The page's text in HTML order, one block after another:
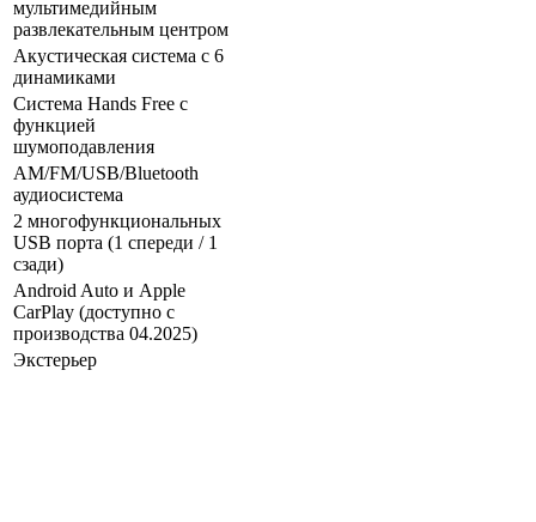
мультимедийным
развлекательным центром
Акустическая система с 6
динамиками
Система Hands Free с
функцией
шумоподавления
AM/FM/USB/Bluetooth
аудиосистема
2 многофункциональных
USB порта (1 спереди / 1
сзади)
Android Auto и Apple
CarPlay (доступно с
производства 04.2025)
Экстерьер